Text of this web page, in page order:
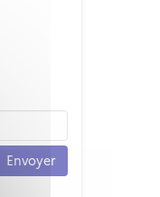
Envoyer